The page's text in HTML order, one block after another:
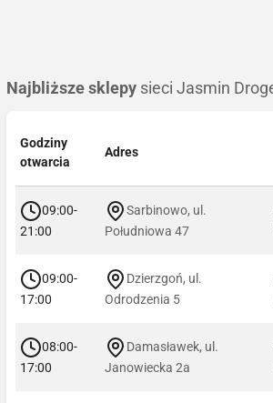
Najbliższe sklepy sieci Jasmin
Godziny
otwarcia
Adres
09:00-
21:00
Sarbinowo, ul.
Południowa 47
09:00-
17:00
Dzierzgoń, ul.
Odrodzenia 5
08:00-
17:00
Damasławek, ul.
Janowiecka 2a